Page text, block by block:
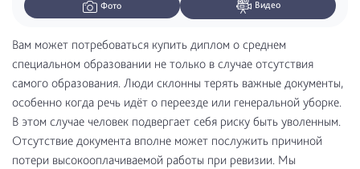
Фото Видео
Вам может потребоваться купить диплом о среднем
специальном образовании не только в случае отсутствия
самого образования. Люди склонны терять важные документы,
особенно когда речь идёт о переезде или генеральной уборке.
В этом случае человек подвергает себя риску быть уволенным.
Отсутствие документа вполне может послужить причиной
потери высокооплачиваемой работы при ревизии. Мы